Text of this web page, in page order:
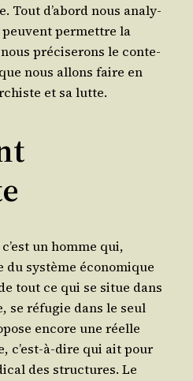
Tout d’a­bord nous ana­ly­
per­mettre la
pré­ci­se­rons le conte­
nous allons faire en
et sa lutte.
un homme qui,
du sys­tème éco­no­mique
tout ce qui se situe dans
se réfu­gie dans le seul
encore une réelle
c’est-à-dire qui ait pour
des struc­tures. Le